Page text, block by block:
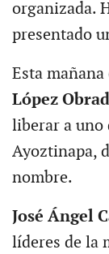
organizada.
presentado
Esta
López
liberar a uno
Ayoztinapa,
nombre.
José Ángel
líderes de la